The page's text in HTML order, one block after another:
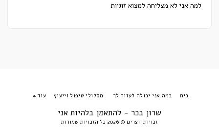
למה אני לא מצליחה למצוא זוגיות
שרון בכר - להתאמן בלהיות אני
זכויות יוצרים © 2026 כל הזכויות שמורות
בית במה אני יכולה לעזור לך מסלולי טיפול וייעוץ עוד